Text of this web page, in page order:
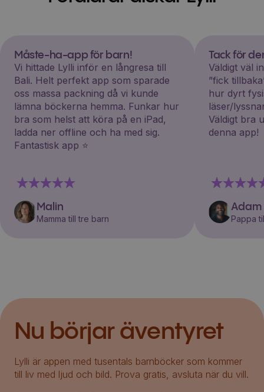
Måste-ha-app för barn!
Vi hittade Lylli inför en långresa till
Bali. Helt perfekt app som sparade
oss massa packning då vi kunde
lämna böckerna hemma. Funkar hur
bra som helst att köra på en iPad,
ladda ner offline och ha med sig.
Fantastisk app ⭐️
Malin
Mamma till tre barn
Tack för
Väldigt väl
”fick
hur dyrt
läser/
Väldigt bra
denna app!
Adam
Pappa
Nu börjar äventyret
Lylli är appen med tusentals barnböcker som kommer
till liv med ljud och bild. Prova gratis, avsluta när du vill.